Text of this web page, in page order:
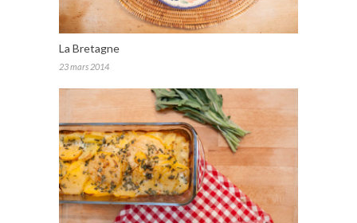
La Bretagne
23 mars 2014